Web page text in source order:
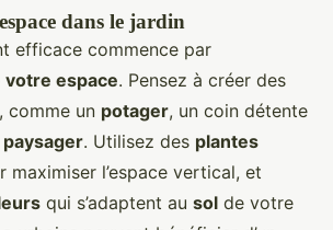
dans le jardin
efficace commence par
votre espace. Pensez à créer des
comme un potager, un coin détente
. Utilisez des plantes
maximiser l’espace vertical, et
qui s’adaptent au sol de votre